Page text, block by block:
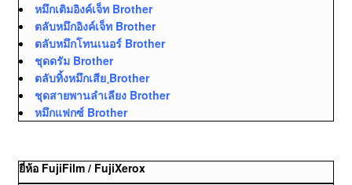
หมึกเติมอิงค์เจ็ท Brother
ตลับหมึกอิงค์เจ็ท Brother
ตลับหมึกโทนเนอร์ Brother
ชุดดรัม Brother
ตลับทิ้งหมึกเสีย ฺBrother
ชุดสายพานลำเลียง Brother
หมึกแฟกซ์ Brother
ยี่ห้อ FujiFilm / FujiXerox